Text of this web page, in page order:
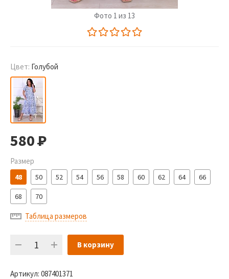
Фото 1 из 13
Цвет: Голубой
580Р
Размер
48 50 52 54 56 58 60 62 64 66
68 70
Таблица размеров
В корзину
Артикул: 087401371